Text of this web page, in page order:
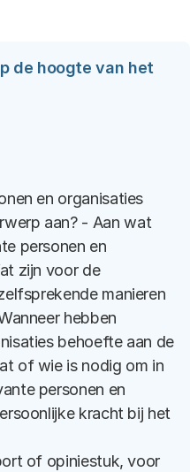
de hoogte van het
en organisaties
aan? - Aan wat
personen en
zijn voor de
manieren
hebben
behoefte aan de
of wie is nodig om in
personen en
kracht bij het
of opiniestuk, voor